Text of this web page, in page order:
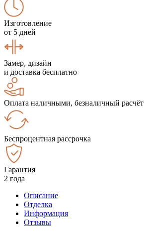
Изготовление
от 5 дней
Замер, дизайн
и доставка бесплатно
Оплата наличными, безналичный расчёт
Беспроцентная рассрочка
Гарантия
2 года
Описание
Отделка
Информация
Отзывы